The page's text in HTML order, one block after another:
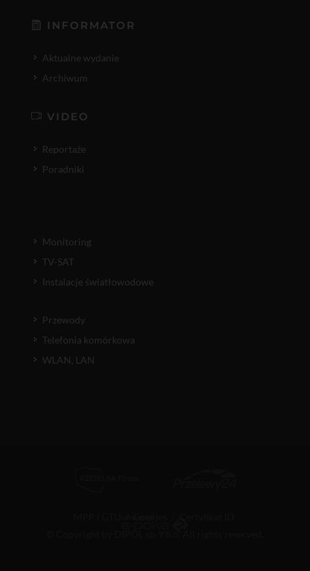
INFORMATOR
Aktualne wydanie
Archiwum
VIDEO
Reportaże
Poradniki
Monitoring
TV-SAT
Instalacje światłowodowe
Przewody
Telefonia komórkowa
WLAN, LAN